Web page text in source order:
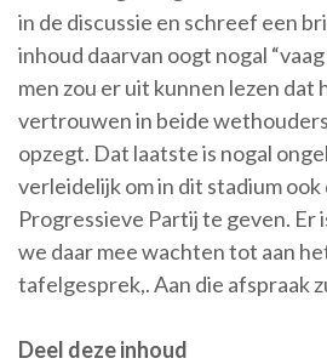
in de discussie en schreef een
inhoud daarvan oogt nogal
men zou er uit kunnen lezen dat
vertrouwen in beide
opzegt. Dat laatste is nogal
verleidelijk om in dit stadium ook
Progressieve Partij te geven. Er
we daar mee wachten tot aan
tafelgesprek,. Aan die afspraak
Deel deze inhoud